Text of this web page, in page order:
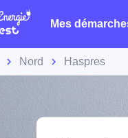
Mes
Nord Haspres